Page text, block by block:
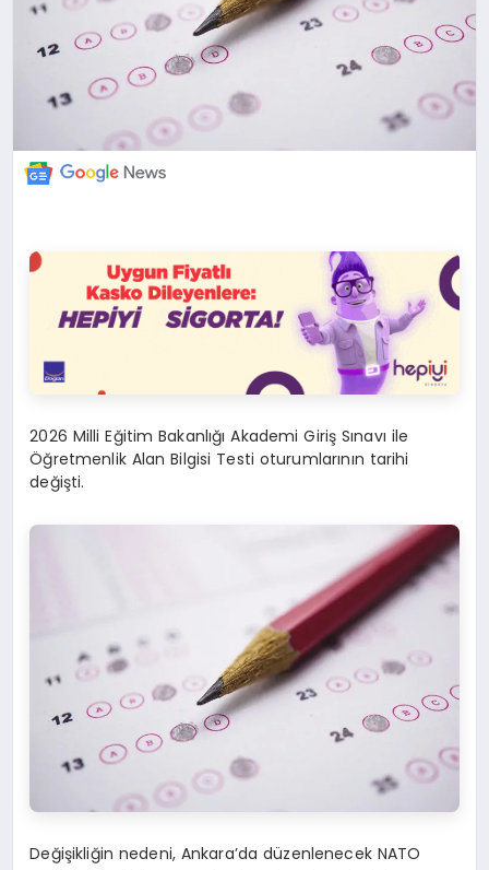
OTOMOBIL
KÜNYE
İLETIŞIM
2026 Milli Eğitim Bakanlığı Akademi Giriş Sınavı ile
Öğretmenlik Alan Bilgisi Testi oturumlarının tarihi
değişti.
Değişikliğin nedeni, Ankara’da düzenlenecek NATO